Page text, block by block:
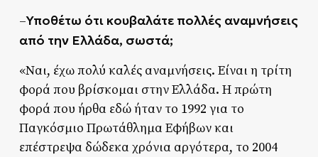
–Υποθέτω ότι κουβαλάτε πολλές αναμνήσεις
από την Ελλάδα, σωστά;
«Ναι, έχω πολύ καλές αναμνήσεις. Είναι η τρίτη
φορά που βρίσκομαι στην Ελλάδα. Η πρώτη
φορά που ήρθα εδώ ήταν το 1992 για το
Παγκόσμιο Πρωτάθλημα Εφήβων και
επέστρεψα δώδεκα χρόνια αργότερα, το 2004